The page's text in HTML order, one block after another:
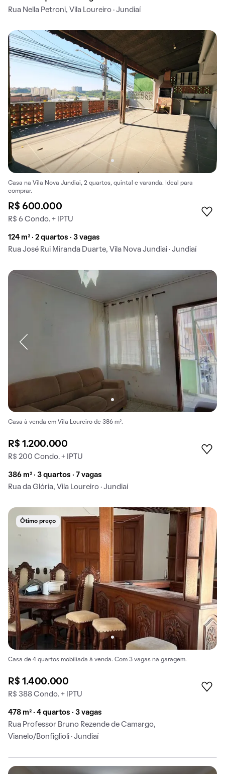
Rua Nella Petroni, Vila Loureiro · Jundiaí
Casa na Vila Nova Jundiai, 2 quartos, quintal e varanda. Ideal para
comprar.
R$ 600.000
R$ 6 Condo. + IPTU
124 m² · 2 quartos · 3 vagas
Rua José Rui Miranda Duarte, Vila Nova Jundiai · Jundiaí
Casa à venda em Vila Loureiro de 386 m².
R$ 1.200.000
R$ 200 Condo. + IPTU
386 m² · 3 quartos · 7 vagas
Rua da Glória, Vila Loureiro · Jundiaí
Ótimo preço
Casa de 4 quartos mobiliada à venda. Com 3 vagas na garagem.
R$ 1.400.000
R$ 388 Condo. + IPTU
478 m² · 4 quartos · 3 vagas
Rua Professor Bruno Rezende de Camargo,
Vianelo/Bonfiglioli · Jundiaí